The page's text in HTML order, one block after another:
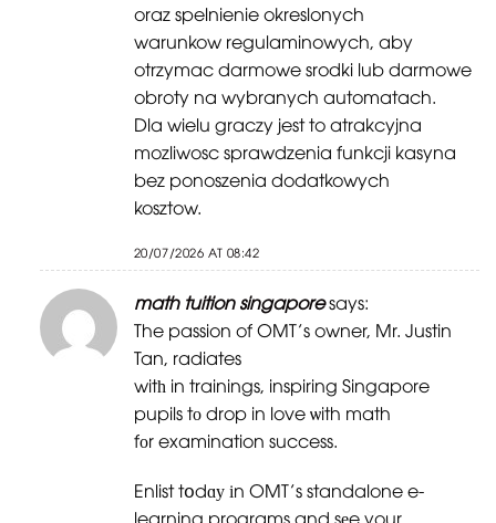
oraz spelnienie okreslonych
warunkow regulaminowych, aby
otrzymac darmowe srodki lub darmowe
obroty na wybranych automatach.
Dla wielu graczy jest to atrakcyjna
mozliwosc sprawdzenia funkcji kasyna
bez ponoszenia dodatkowych
kosztow.
20/07/2026 AT 08:42
math tuition singaporesays:
The passion of OMT’s owner, Mr. Justin
Tan, radiates
witһ in trainings, inspiring Singapore
pupils tο drop in love ѡith math
fоr examination success.
Enlist tօdɑу іn OMT’s standalone e-
learning programs and sеe your